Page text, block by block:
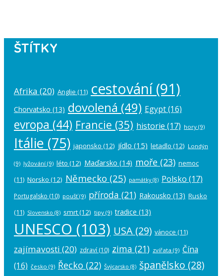
ŠTÍTKY
Afrika (20) Anglie (11) cestování(91)
Chorvatsko (13) dovolená (49) Egypt(16)
evropa (44) Francie (35) historie (17) hory (9)
Itálie (75) japonsko (12) jídlo (15) letadlo (12) Londýn
(9) lyžování (9) léto (12) Maďarsko (14) moře (23) nemoc
(11) Norsko (12) Německo (25) památky(8) Polsko (17)
Portugalsko (10) poušť(9) příroda (21) Rakousko (13) Rusko
(11) Slovensko (8) smrt(12) tipy (9) tradice (13)
UNESCO (103) USA (29) vánoce (11)
zajímavosti (20) zdraví (10) zima (21) zvířata (9) Čína
(16) česko (9) Řecko (22) Švýcarsko (8) španělsko (28)